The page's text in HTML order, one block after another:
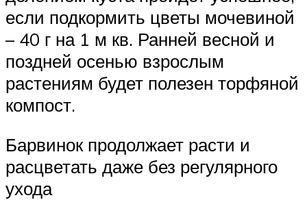
если подкормить цветы мочевиной
– 40 г на 1 м кв. Ранней весной и
поздней осенью взрослым
растениям будет полезен торфяной
компост.
Барвинок продолжает расти и
расцветать даже без регулярного
ухода